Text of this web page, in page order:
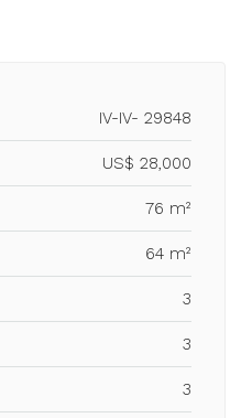
IV-IV- 29848
US$ 28,000
76 m²
64 m²
3
3
3